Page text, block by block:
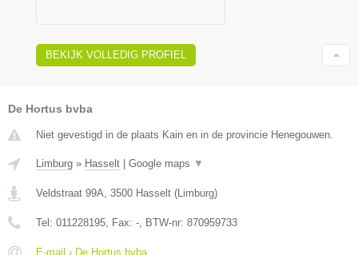
BEKIJK VOLLEDIG PROFIEL
De Hortus bvba
Niet gevestigd in de plaats Kain en in de provincie Henegouwen.
Limburg » Hasselt Google maps ▼
Veldstraat 99A, 3500 Hasselt (Limburg)
Tel: 011228195, Fax: -, BTW-nr: 870959733
E-mail › De Hortus bvba